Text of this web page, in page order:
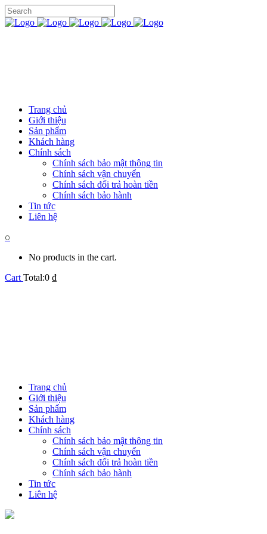
Trang chủ
Giới thiệu
Sản phẩm
Khách hàng
Chính sách
Chính sách bảo mật thông tin
Chính sách vận chuyển
Chính sách đổi trả hoàn tiền
Chính sách bảo hành
Tin tức
Liên hệ
0
No products in the cart.
Cart Total:0 ₫
Trang chủ
Giới thiệu
Sản phẩm
Khách hàng
Chính sách
Chính sách bảo mật thông tin
Chính sách vận chuyển
Chính sách đổi trả hoàn tiền
Chính sách bảo hành
Tin tức
Liên hệ